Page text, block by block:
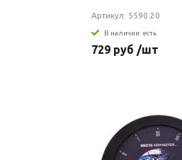
Артикул: 5590.20
В наличии: есть
729 руб /шт